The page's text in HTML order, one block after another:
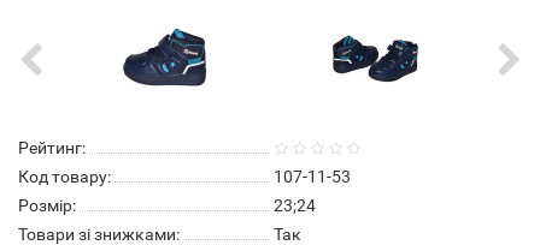
Рейтинг:
Код товару:
107-11-53
Розмір:
23;24
Товари зі знижками:
Так